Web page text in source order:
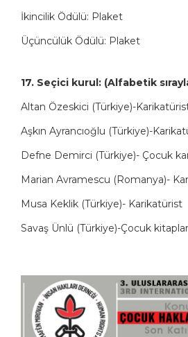
İkincilik Ödülü: Plaket
Üçüncülük Ödülü: Plaket
17. Seçici kurul: (Alfabetik
Altan Özeskici (Türkiye)-
Aşkın Ayrancıoğlu (Türkiye)-
Defne Demirci (Türkiye)- Çocuk
Marian Avramescu (Romanya)-
Musa Keklik (Türkiye)- Karikatürist
Savaş Ünlü (Türkiye)-Çocuk